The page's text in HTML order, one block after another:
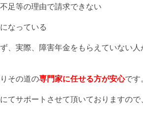
足等の理由で請求できない
なっている
、実際、障害年金をもらえていない人
その道の専門家に任せる方が安心です
てサポートさせて頂いておりますので